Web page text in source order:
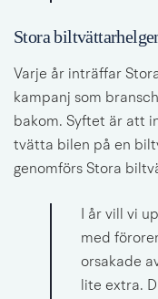
Stora
Varje år inträffar
kampanj som
bakom. Syftet är att
tvätta bilen på en
genomförs Stora
I år vill vi
med
orsakade
lite extra.